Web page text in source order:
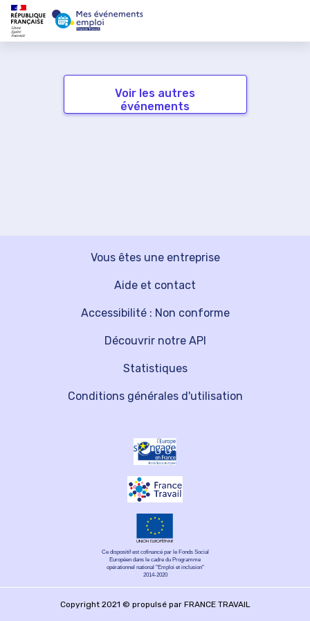
Voir les autres
événements
Vous êtes une entreprise
Découvrir notre API
Aide et contact
Statistiques
Accessibilité : Non conforme
Conditions générales d'utilisation
Ce dispositif est cofinancé par le Fonds Social
Européen dans le cadre du Programme
opérationnel national "Emploi et inclusion"
2014-2020
Copyright 2021 © propulsé par FRANCE TRAVAIL